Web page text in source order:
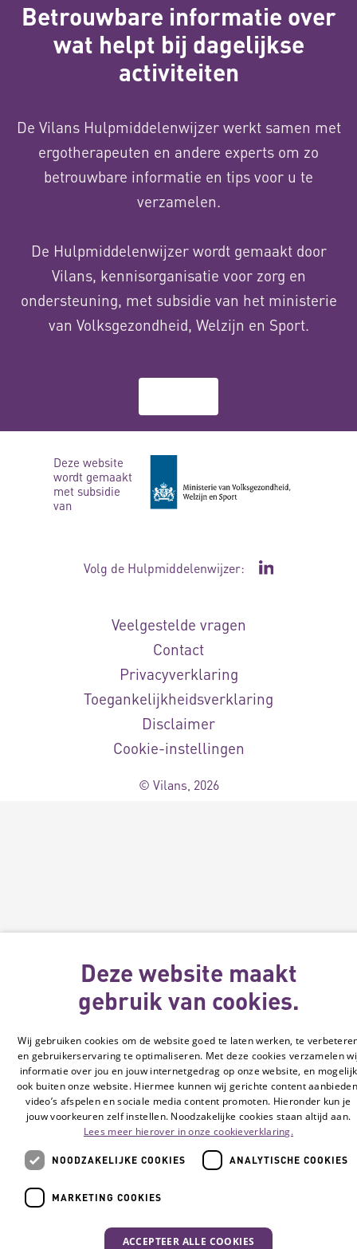
Betrouwbare informatie over
wat helpt bij dagelijkse
activiteiten
De Vilans Hulpmiddelenwijzer werkt samen met
ergotherapeuten en andere experts om zo
betrouwbare informatie en tips voor u te
verzamelen.
De Hulpmiddelenwijzer wordt gemaakt door
Vilans, kennisorganisatie voor zorg en
ondersteuning, met subsidie van het ministerie
van Volksgezondheid, Welzijn en Sport.
Deze website
wordt gemaakt
met subsidie
van
Volg de Hulpmiddelenwijzer: Ga naar de
Veelgestelde vragen
Contact
Privacyverklaring
Toegankelijkheidsverklaring
Disclaimer
Cookie-instellingen
© Vilans, 2026
Deze website maakt
gebruik van cookies.
Wij gebruiken cookies om de website goed te laten werken, te
en gebruikerservaring te optimaliseren. Met deze cookies verzamelen
informatie over jou en jouw internetgedrag op onze website, en mogelijk
ook buiten onze website. Hiermee kunnen wij gerichte content
video’s afspelen en sociale media content promoten. Hieronder kun je
jouw voorkeuren zelf instellen. Noodzakelijke cookies staan altijd aan.
Lees meer hierover in onze cookieverklaring.
NOODZAKELIJKE COOKIES ANALYTISCHE COOKIES
MARKETING COOKIES
ACCEPTEER ALLE COOKIES